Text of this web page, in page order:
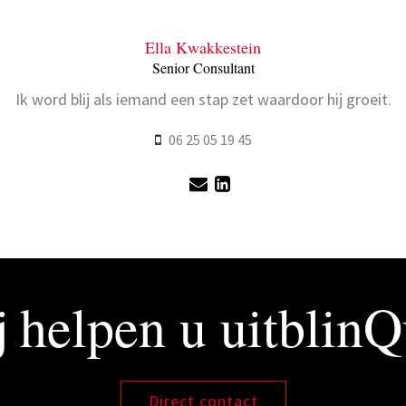
Ella Kwakkestein
Senior Consultant
Ik word blij als iemand een stap zet waardoor hij groeit.
06 25 05 19 45
u
Direct contact